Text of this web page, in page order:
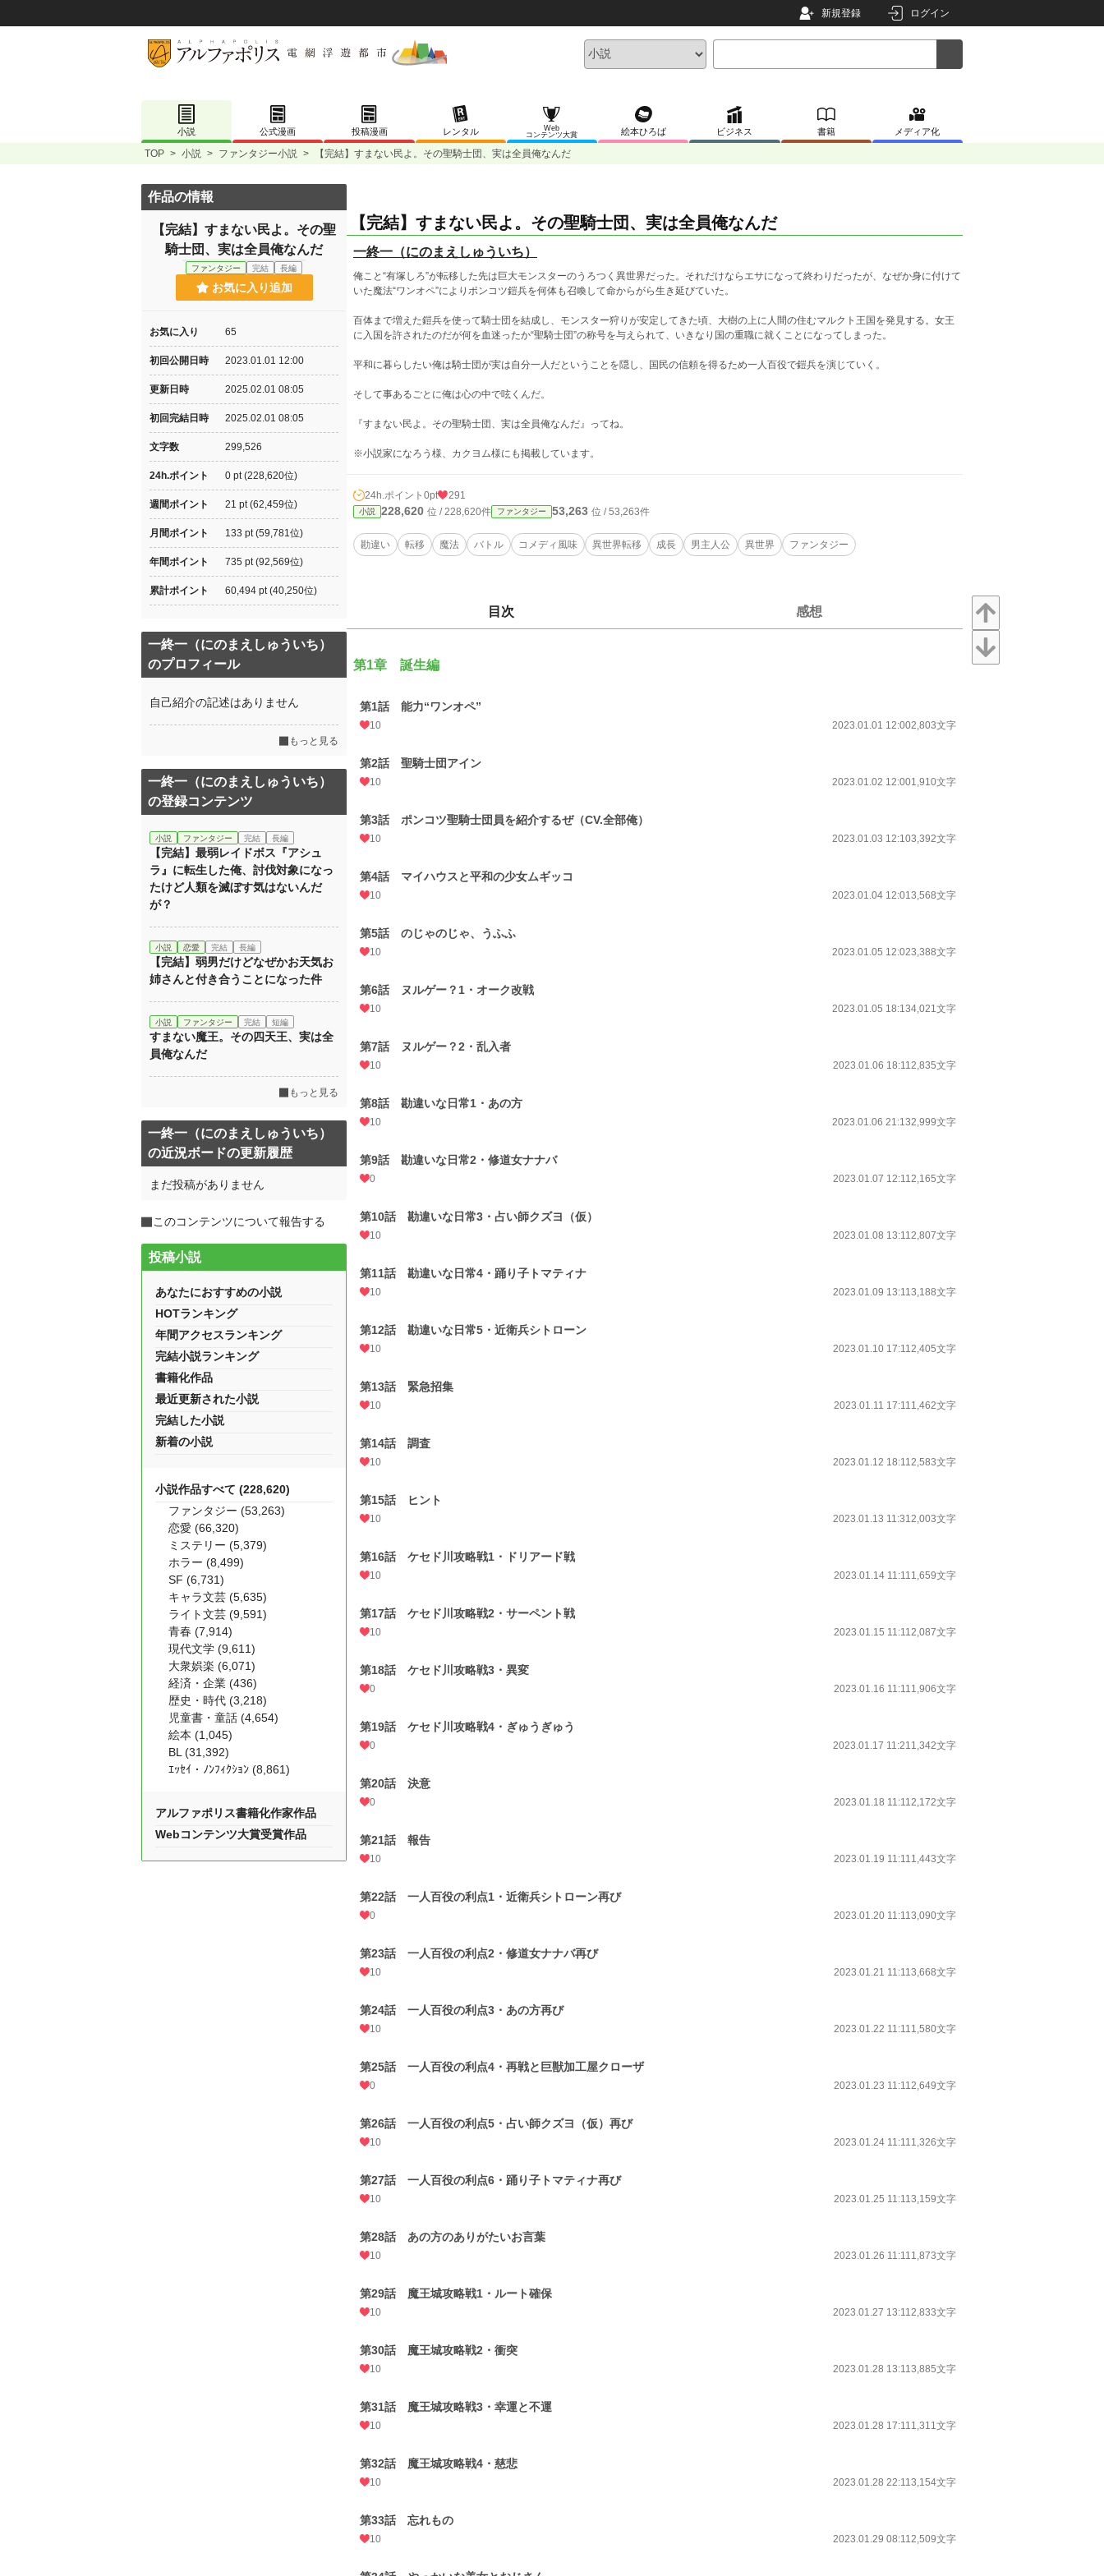
新規登録 ログイン
小説 公式漫画 投稿漫画 レンタル
Web
コンテンツ大賞
絵本ひろば ビジネス 書籍 メディア化
TOP > 小説 > ファンタジー小説 > 【完結】すまない民よ。その聖騎士団、実は全員俺なんだ
【完結】すまない民よ。その聖騎士団、実は全員俺なんだ
一終一（にのまえしゅういち）
俺こと“有塚しろ”が転移した先は巨大モンスターのうろつく異世界だった。それだけならエサになって終わりだったが、なぜか身に付けて
いた魔法“ワンオペ”によりポンコツ鎧兵を何体も召喚して命からがら生き延びていた。
百体まで増えた鎧兵を使って騎士団を結成し、モンスター狩りが安定してきた頃、大樹の上に人間の住むマルクト王国を発見する。女王
に入国を許されたのだが何を血迷ったか“聖騎士団”の称号を与えられて、いきなり国の重職に就くことになってしまった。
平和に暮らしたい俺は騎士団が実は自分一人だということを隠し、国民の信頼を得るため一人百役で鎧兵を演じていく。
そして事あるごとに俺は心の中で呟くんだ。
『すまない民よ。その聖騎士団、実は全員俺なんだ』ってね。
※小説家になろう様、カクヨム様にも掲載しています。
24h.ポイント 0pt 291
小説 228,620 位 / 228,620件 ファンタジー 53,263 位 / 53,263件
勘違い 転移 魔法 バトル コメディ風味 異世界転移 成長 男主人公 異世界 ファンタジー
目次 感想
第1章 誕生編
第1話 能力“ワンオペ”
10 2023.01.01 12:002,803文字
第2話 聖騎士団アイン
10 2023.01.02 12:001,910文字
第3話 ポンコツ聖騎士団員を紹介するぜ（CV.全部俺）
10 2023.01.03 12:103,392文字
第4話 マイハウスと平和の少女ムギッコ
10 2023.01.04 12:013,568文字
第5話 のじゃのじゃ、うふふ
10 2023.01.05 12:023,388文字
第6話 ヌルゲー？1・オーク改戦
10 2023.01.05 18:134,021文字
第7話 ヌルゲー？2・乱入者
10 2023.01.06 18:112,835文字
第8話 勘違いな日常1・あの方
10 2023.01.06 21:132,999文字
第9話 勘違いな日常2・修道女ナナバ
0 2023.01.07 12:112,165文字
第10話 勘違いな日常3・占い師クズヨ（仮）
10 2023.01.08 13:112,807文字
第11話 勘違いな日常4・踊り子トマティナ
10 2023.01.09 13:113,188文字
第12話 勘違いな日常5・近衛兵シトローン
10 2023.01.10 17:112,405文字
第13話 緊急招集
10 2023.01.11 17:111,462文字
第14話 調査
10 2023.01.12 18:112,583文字
第15話 ヒント
10 2023.01.13 11:312,003文字
第16話 ケセド川攻略戦1・ドリアード戦
10 2023.01.14 11:111,659文字
第17話 ケセド川攻略戦2・サーペント戦
10 2023.01.15 11:112,087文字
第18話 ケセド川攻略戦3・異変
0 2023.01.16 11:111,906文字
第19話 ケセド川攻略戦4・ぎゅうぎゅう
0 2023.01.17 11:211,342文字
第20話 決意
0 2023.01.18 11:112,172文字
第21話 報告
10 2023.01.19 11:111,443文字
第22話 一人百役の利点1・近衛兵シトローン再び
0 2023.01.20 11:113,090文字
第23話 一人百役の利点2・修道女ナナバ再び
10 2023.01.21 11:113,668文字
第24話 一人百役の利点3・あの方再び
10 2023.01.22 11:111,580文字
第25話 一人百役の利点4・再戦と巨獣加工屋クローザ
0 2023.01.23 11:112,649文字
第26話 一人百役の利点5・占い師クズヨ（仮）再び
10 2023.01.24 11:111,326文字
第27話 一人百役の利点6・踊り子トマティナ再び
10 2023.01.25 11:113,159文字
第28話 あの方のありがたいお言葉
10 2023.01.26 11:111,873文字
第29話 魔王城攻略戦1・ルート確保
10 2023.01.27 13:112,833文字
第30話 魔王城攻略戦2・衝突
10 2023.01.28 13:113,885文字
第31話 魔王城攻略戦3・幸運と不運
10 2023.01.28 17:111,311文字
第32話 魔王城攻略戦4・慈悲
10 2023.01.28 22:113,154文字
第33話 忘れもの
10 2023.01.29 08:112,509文字
作品の情報
【完結】すまない民よ。その聖
騎士団、実は全員俺なんだ
ファンタジー 完結 長編
お気に入り追加
お気に入り 65
初回公開日時 2023.01.01 12:00
更新日時 2025.02.01 08:05
初回完結日時 2025.02.01 08:05
文字数 299,526
24h.ポイント 0 pt (228,620位)
週間ポイント 21 pt (62,459位)
月間ポイント 133 pt (59,781位)
年間ポイント 735 pt (92,569位)
累計ポイント 60,494 pt (40,250位)
一終一（にのまえしゅういち）
のプロフィール
自己紹介の記述はありません
もっと見る
一終一（にのまえしゅういち）
の登録コンテンツ
小説 ファンタジー 完結 長編
【完結】最弱レイドボス『アシュ
ラ』に転生した俺、討伐対象になっ
たけど人類を滅ぼす気はないんだ
が？
小説 恋愛 完結 長編
【完結】弱男だけどなぜかお天気お
姉さんと付き合うことになった件
小説 ファンタジー 完結 短編
すまない魔王。その四天王、実は全
員俺なんだ
もっと見る
一終一（にのまえしゅういち）
の近況ボードの更新履歴
まだ投稿がありません
このコンテンツについて報告する
投稿小説
あなたにおすすめの小説
HOTランキング
年間アクセスランキング
完結小説ランキング
書籍化作品
最近更新された小説
完結した小説
新着の小説
小説作品すべて (228,620)
ファンタジー (53,263)
恋愛 (66,320)
ミステリー (5,379)
ホラー (8,499)
SF (6,731)
キャラ文芸 (5,635)
ライト文芸 (9,591)
青春 (7,914)
現代文学 (9,611)
大衆娯楽 (6,071)
経済・企業 (436)
歴史・時代 (3,218)
児童書・童話 (4,654)
絵本 (1,045)
BL (31,392)
ｴｯｾｲ・ﾉﾝﾌｨｸｼｮﾝ (8,861)
アルファポリス書籍化作家作品
Webコンテンツ大賞受賞作品